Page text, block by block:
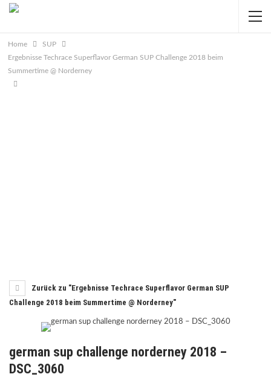
Home
SUP
Ergebnisse Techrace Superflavor German SUP Challenge 2018 beim
Summertime @ Norderney
Zurück zu "Ergebnisse Techrace Superflavor German SUP
Challenge 2018 beim Summertime @ Norderney"
german sup challenge norderney 2018 –
DSC_3060